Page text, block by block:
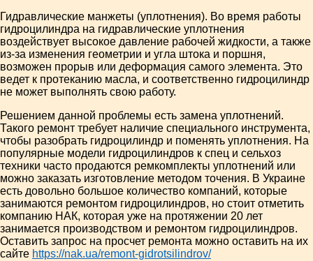
Гидравлические манжеты (уплотнения). Во время работы
гидроцилиндра на гидравлические уплотнения
воздействует высокое давление рабочей жидкости, а также
из-за изменения геометрии и угла штока и поршня,
возможен прорыв или деформация самого элемента. Это
ведет к протеканию масла, и соответственно гидроцилиндр
не может выполнять свою работу.
Решением данной проблемы есть замена уплотнений.
Такого ремонт требует наличие специального инструмента,
чтобы разобрать гидроцилиндр и поменять уплотнения. На
популярные модели гидроцилиндров к спец и сельхоз
техники часто продаются ремкомплекты уплотнений или
можно заказать изготовление методом точения. В Украине
есть довольно большое количество компаний, которые
занимаются ремонтом гидроцилиндров, но стоит отметить
компанию НАК, которая уже на протяжении 20 лет
занимается производством и ремонтом гидроцилиндров.
Оставить запрос на просчет ремонта можно оставить на их
сайте https://nak.ua/remont-gidrotsilindrov/